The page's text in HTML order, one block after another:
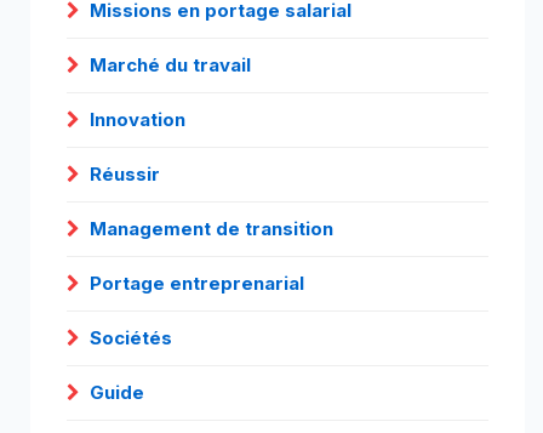
Missions en portage salarial
Marché du travail
Innovation
Réussir
Management de transition
Portage entreprenarial
Sociétés
Guide